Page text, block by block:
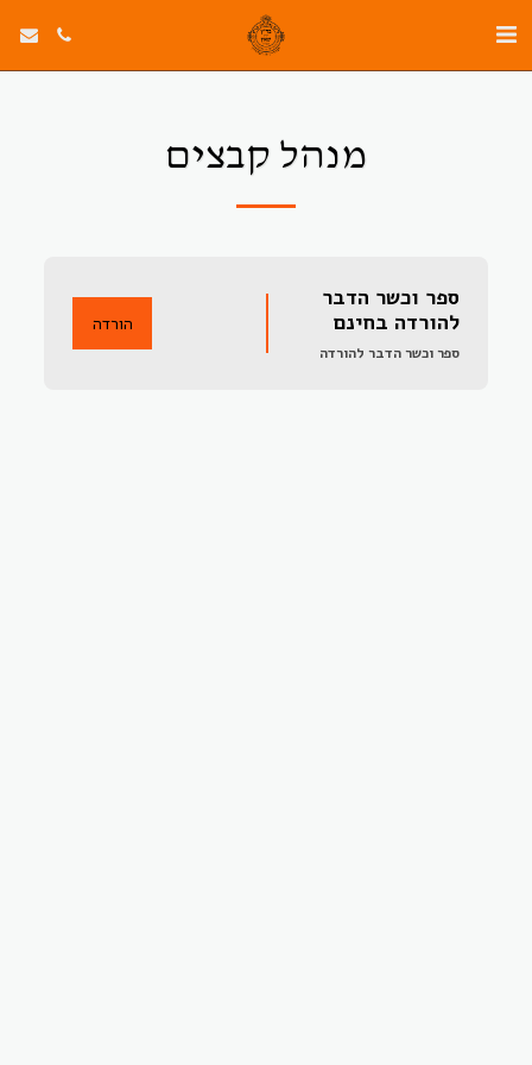
מנהל קבצים
להורדה בחינם
ספר וכשר הדבר להורדה
הורדה